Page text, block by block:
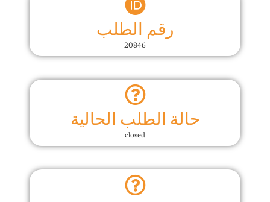
رقم الطلب
20846
حالة الطلب الحالية
closed